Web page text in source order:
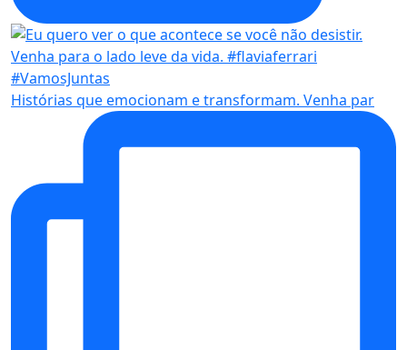
Histórias que emocionam e transformam. Venha par